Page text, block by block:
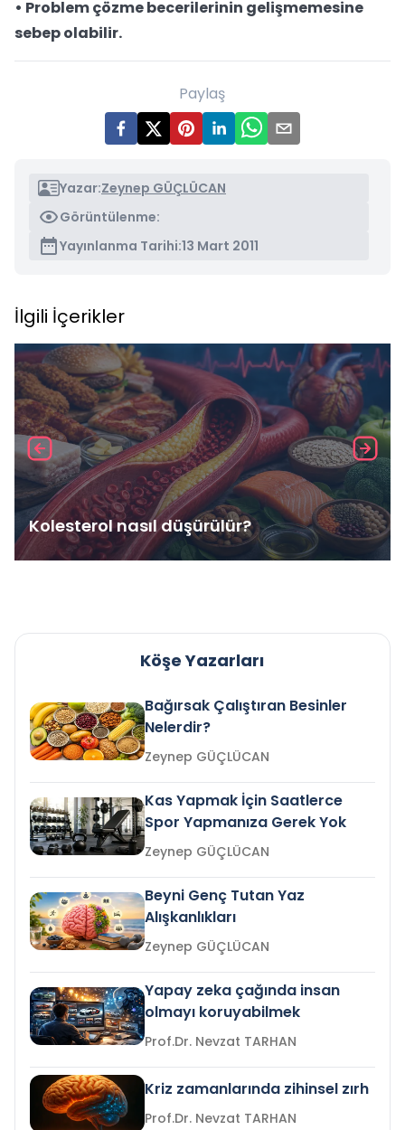
• Problem çözme becerilerinin gelişmemesine
sebep olabilir.
Paylaş
Yazar:Zeynep GÜÇLÜCAN
Görüntülenme:
Yayınlanma Tarihi:13 Mart 2011
İlgili İçerikler
Kolesterol nasıl düşürülür?
Köşe Yazarları
Bağırsak Çalıştıran Besinler
Nelerdir?
Zeynep GÜÇLÜCAN
Kas Yapmak İçin Saatlerce
Spor Yapmanıza Gerek Yok
Zeynep GÜÇLÜCAN
Beyni Genç Tutan Yaz
Alışkanlıkları
Zeynep GÜÇLÜCAN
Yapay zeka çağında insan
olmayı koruyabilmek
Prof.Dr. Nevzat TARHAN
Kriz zamanlarında zihinsel zırh
Prof.Dr. Nevzat TARHAN